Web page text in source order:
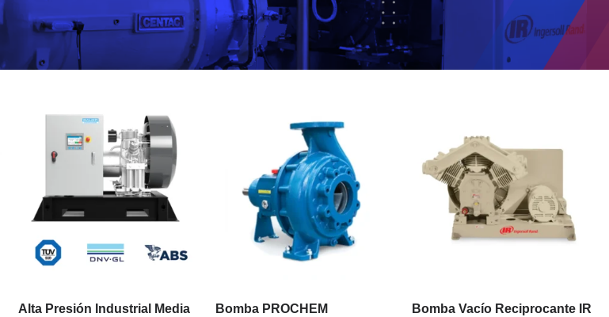
Alta Presión Industrial Media Bomba PROCHEM Bomba Vacío Reciprocante IR